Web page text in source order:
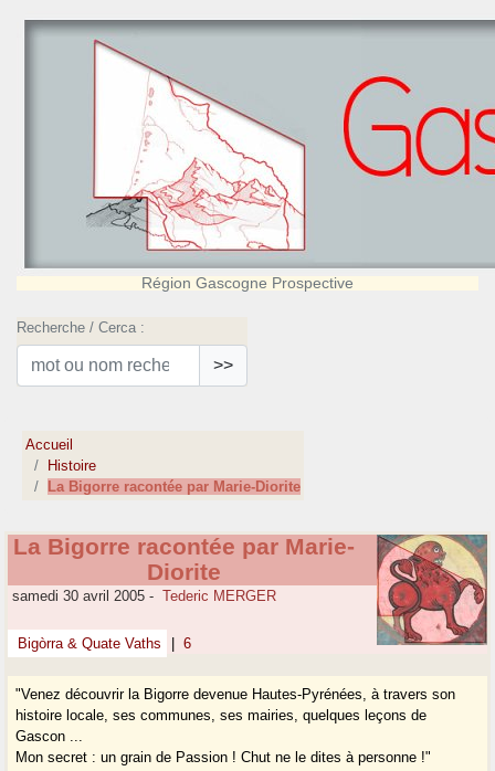
Région Gascogne Prospective
Recherche / Cerca :
>>
Accueil
Histoire
La Bigorre racontée par Marie-Diorite
La Bigorre racontée par Marie-
Diorite
samedi 30 avril 2005 - Tederic MERGER
Bigòrra & Quate Vaths 6
"Venez découvrir la Bigorre devenue Hautes-Pyrénées, à travers son
histoire locale, ses communes, ses mairies, quelques leçons de
Gascon ...
Mon secret : un grain de Passion ! Chut ne le dites à personne !"